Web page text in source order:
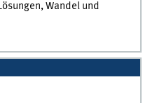
Wandel und